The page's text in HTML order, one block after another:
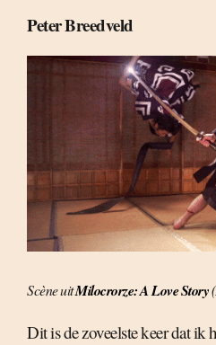
Peter Breedveld
Scène uitMilocrorze: A Love Story
Dit is de zoveelste keer dat ik